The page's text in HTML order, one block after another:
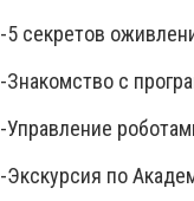
-5 секретов
-Знакомство с
-Управление
-Экскурсия по